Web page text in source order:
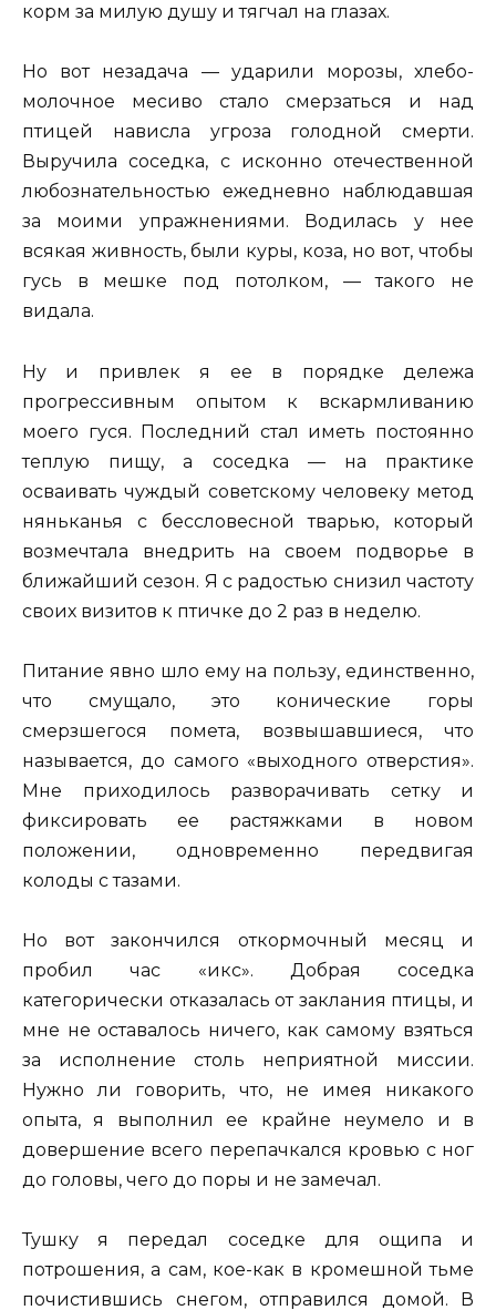
корм за милую душу и тягчал на глазах.
Но вот незадача — ударили морозы, хлебо-
молочное месиво стало смерзаться и над
птицей нависла угроза голодной смерти.
Выручила соседка, с исконно отечественной
любознательностью ежедневно наблюдавшая
за моими упражнениями. Водилась у нее
всякая живность, были куры, коза, но вот, чтобы
гусь в мешке под потолком, — такого не
видала.
Ну и привлек я ее в порядке дележа
прогрессивным опытом к вскармливанию
моего гуся. Последний стал иметь постоянно
теплую пищу, а соседка — на практике
осваивать чуждый советскому человеку метод
няньканья с бессловесной тварью, который
возмечтала внедрить на своем подворье в
ближайший сезон. Я с радостью снизил частоту
своих визитов к птичке до 2 раз в неделю.
Питание явно шло ему на пользу, единственно,
что смущало, это конические горы
смерзшегося помета, возвышавшиеся, что
называется, до самого «выходного отверстия».
Мне приходилось разворачивать сетку и
фиксировать ее растяжками в новом
положении, одновременно передвигая
колоды с тазами.
Но вот закончился откормочный месяц и
пробил час «икс». Добрая соседка
категорически отказалась от заклания птицы, и
мне не оставалось ничего, как самому взяться
за исполнение столь неприятной миссии.
Нужно ли говорить, что, не имея никакого
опыта, я выполнил ее крайне неумело и в
довершение всего перепачкался кровью с ног
до головы, чего до поры и не замечал.
Тушку я передал соседке для ощипа и
потрошения, а сам, кое-как в кромешной тьме
почистившись снегом, отправился домой. В